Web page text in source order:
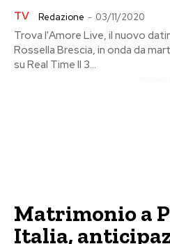
TV Redazione - 03/11/2020
Trova l'Amore Live, il nuovo
Rossella Brescia, in onda da
su Real Time Il 3...
Matrimonio a
Italia,